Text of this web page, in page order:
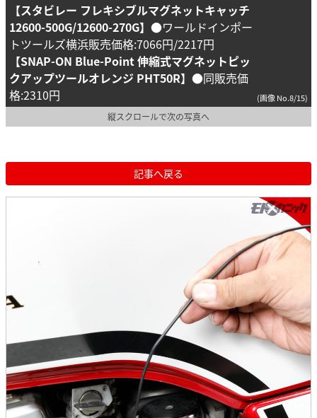
【スタビレー フレキシブルマグネットキャッチ
12600-500G/12600-270G】 ●ワールドインポー
トツールズ横浜販売価格:7066円/2217円
【SNAP-ON Blue-Point 伸縮式マグネットピッ
クアップツールオレンジ PHT50R】 ●同販売価
格:2310円
(画像 No.8/15)
縦スクロールで次の写真へ
記事へ戻る